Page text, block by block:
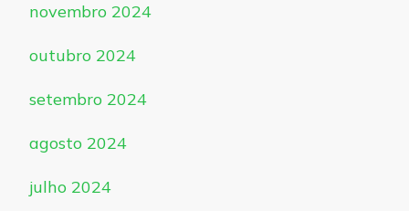
novembro 2024
outubro 2024
setembro 2024
agosto 2024
julho 2024